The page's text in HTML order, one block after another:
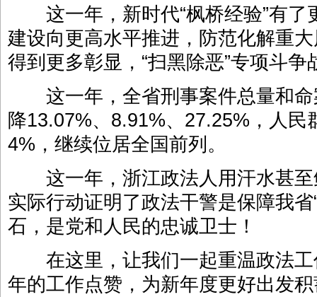
这一年，新时代“枫桥经验”有了
建设向更高水平推进，防范化解重
得到更多彰显，“扫黑除恶”专项斗争
这一年，全省刑事案件总量和命
降13.07%、8.91%、27.25%，人民
4%，继续位居全国前列。
这一年，浙江政法人用汗水甚至
实际行动证明了政法干警是保障我
石，是党和人民的忠诚卫士！
在这里，让我们一起重温政法工
年的工作点赞，为新年度更好出发